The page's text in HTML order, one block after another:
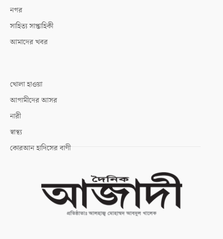
নগর
সাহিত্য সাপ্তাহিকী
আমাদের খবর
খোলা হাওয়া
আগামীদের আসর
নারী
স্বাস্থ্য
কোরআন হাদিসের বাণী